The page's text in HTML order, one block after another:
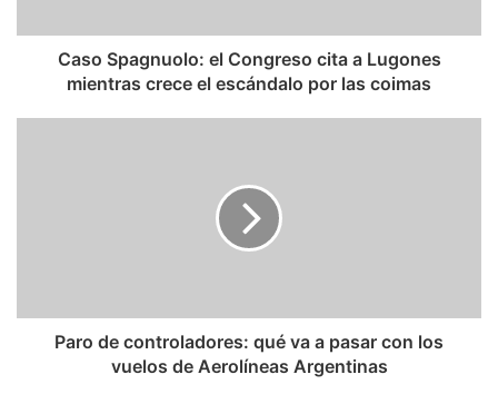
Caso Spagnuolo: el Congreso cita a Lugones
mientras crece el escándalo por las coimas
Paro de controladores: qué va a pasar con los
vuelos de Aerolíneas Argentinas